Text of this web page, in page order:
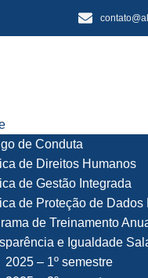
de Conduta
de Direitos Humanos
de Gestão Integrada
de Proteção de Dados
de Treinamento
e Igualdade
2025 – 1º semestre